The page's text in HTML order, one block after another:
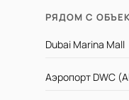
РЯДОМ С
Dubai Marina Mall
Аэропорт DWC